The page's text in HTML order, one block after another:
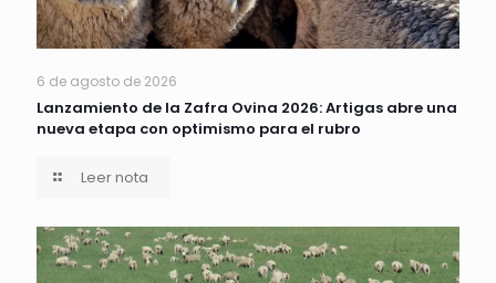
6 de agosto de 2026
Lanzamiento de la Zafra Ovina 2026: Artigas abre una
nueva etapa con optimismo para el rubro
Leer nota